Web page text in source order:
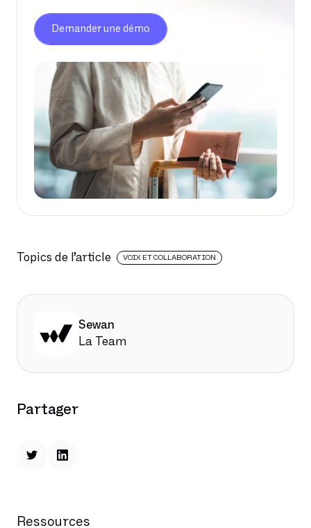
Demander une démo
Topics de l’article VOIX ET COLLABORATION
Sewan
La Team
Partager
Ressources